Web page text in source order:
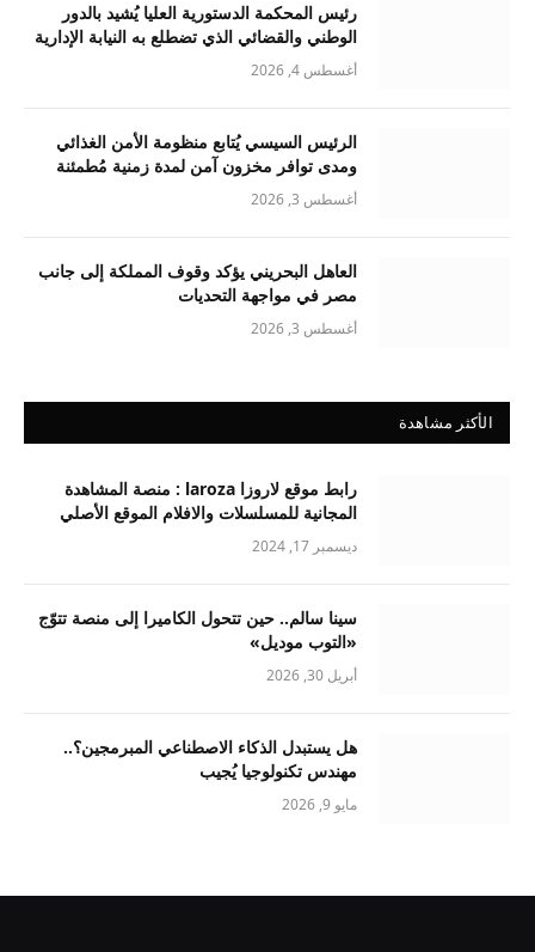
رئيس المحكمة الدستورية العليا يُشيد بالدور
الوطني والقضائي الذي تضطلع به النيابة الإدارية
أغسطس 4, 2026
الرئيس السيسي يُتابع منظومة الأمن الغذائي
ومدى توافر مخزون آمن لمدة زمنية مُطمئنة
أغسطس 3, 2026
العاهل البحريني يؤكد وقوف المملكة إلى جانب
مصر في مواجهة التحديات
أغسطس 3, 2026
الأكثر مشاهدة
رابط موقع لاروزا laroza : منصة المشاهدة
المجانية للمسلسلات والافلام الموقع الأصلي
ديسمبر 17, 2024
سينا سالم.. حين تتحول الكاميرا إلى منصة تتوّج
«التوب موديل»
أبريل 30, 2026
هل يستبدل الذكاء الاصطناعي المبرمجين؟..
مهندس تكنولوجيا يُجيب
مايو 9, 2026